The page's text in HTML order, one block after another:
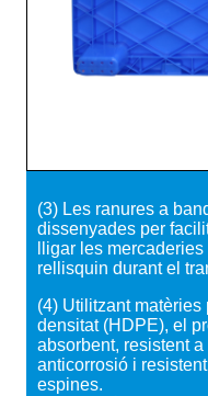
(3) Les ranures a
dissenyades per
lligar les
rellisquin durant el
(4) Utilitzant
densitat (HDPE), el
absorbent, resistent
anticorrosió i
espines.